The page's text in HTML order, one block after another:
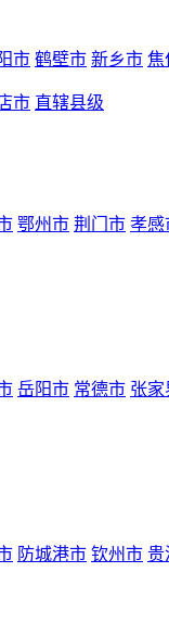
市 鹤壁市 新乡市 焦
市 直辖县级
鄂州市 荆门市 孝感
岳阳市 常德市 张家
防城港市 钦州市 贵